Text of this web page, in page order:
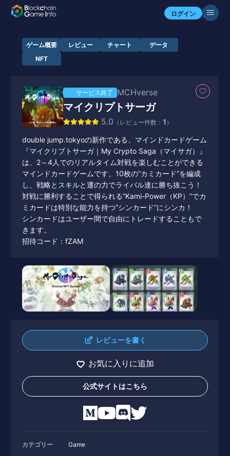
ログイン
ゲーム概要 レビュー チャート
データ
NFT
サービス終了 MCHverse
マイクリプトサーガ
5.0 （レビュー件数： 1 ）
double jump.tokyoの新作である、マインドカードゲーム
『マイクリプトサーガ｜My Crypto Saga（マイサガ）』
は、2～4人でのリアルタイム対戦を楽しむことができる
マインドカードゲームです。10枚の”カミカード”を編成
し、戦略とスキルと運の力でライバル達に勝ち抜こう！
対戦に勝利することで得られる”Kami-Power（KP）”でカ
ミカードは特別な能力を持つ”シンカード”にシンカ！
シンカードはユーザー間で自由にトレードすることもで
きます。
招待コード：fZAM
レビューを書く
お気に入りに追加
公式サイトはこちら
カテゴリー
Game